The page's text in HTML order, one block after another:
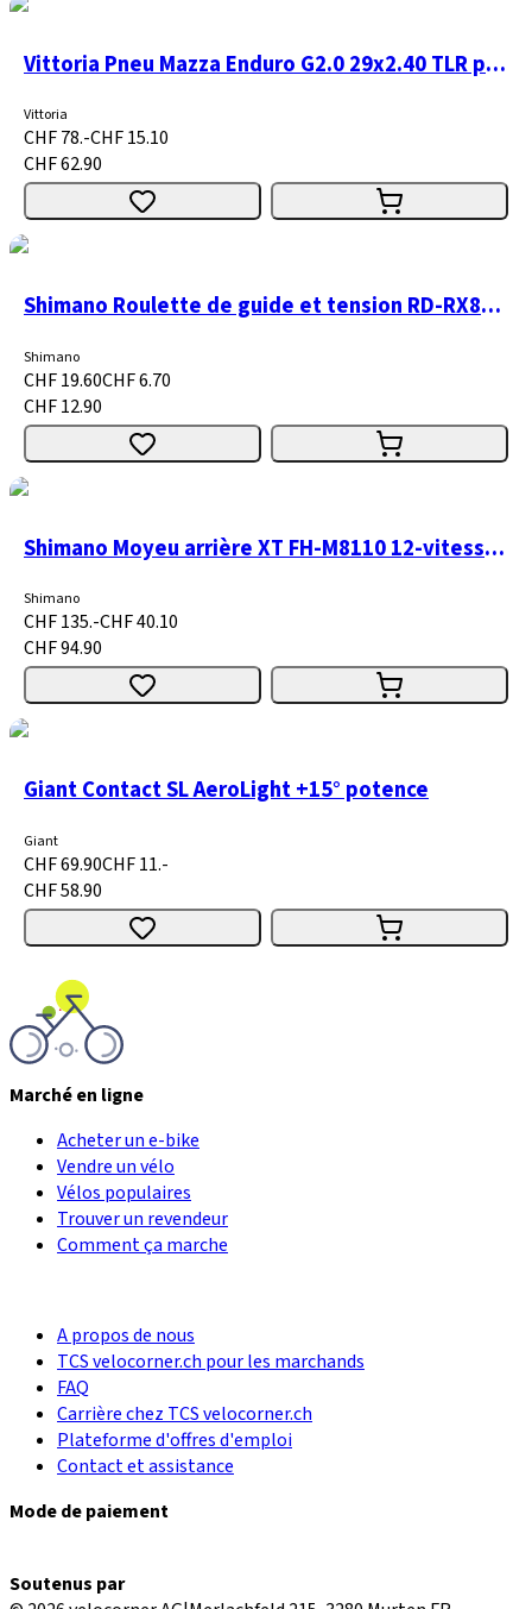
Vittoria Pneu Mazza Enduro G2.0 29x2.40 TLR pliable noir
Vittoria
CHF 78.-CHF 15.10
CHF 62.90
Shimano Roulette de guide et tension RD-RX810 paire
Shimano
CHF 19.60CHF 6.70
CHF 12.90
Shimano Moyeu arrière XT FH-M8110 12-vitesses Micro Spline 14
Shimano
CHF 135.-CHF 40.10
CHF 94.90
Giant Contact SL AeroLight +15° potence
Giant
CHF 69.90CHF 11.-
CHF 58.90
Marché en ligne
Acheter un e-bike
Vendre un vélo
Vélos populaires
Trouver un revendeur
Comment ça marche
A propos de nous
TCS velocorner.ch pour les marchands
FAQ
Carrière chez TCS velocorner.ch
Plateforme d'offres d'emploi
Contact et assistance
Mode de paiement
Soutenus par